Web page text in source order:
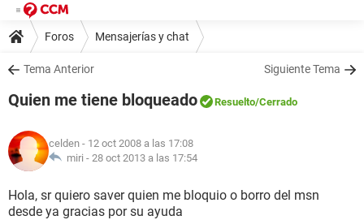
Foros Mensajerías y chat
Tema Anterior Siguiente Tema
Quien me tiene bloqueado Resuelto/Cerrado
celden - 12 oct 2008 a las 17:08
miri - 28 oct 2013 a las 17:54
Hola, sr quiero saver quien me bloquio o borro del msn
desde ya gracias por su ayuda